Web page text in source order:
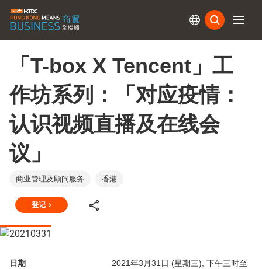
「T-box X Tencent」工
作坊系列：「对应疫情：
认识视频直播及在线会
议」
商业管理及顾问服务 香港
登记
日期
2021年3月31日 (星期三), 下午三时至